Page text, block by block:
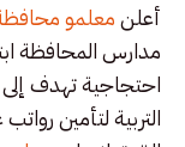
أعلنمعلمو
مدارس المحافظة
احتجاجية تهدف
التربية لتأمين